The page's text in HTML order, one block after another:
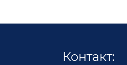
Контакт: